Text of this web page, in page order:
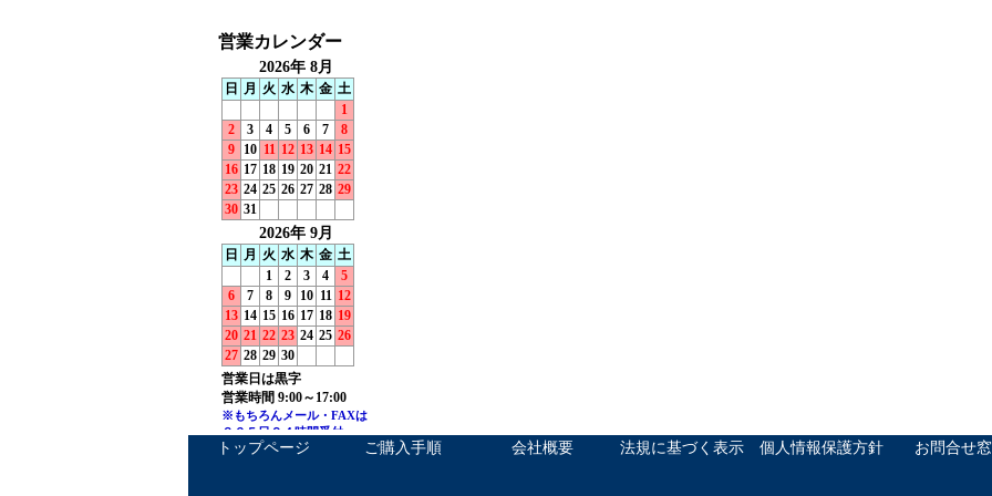
トップページ ご購入手順 会社概要 法規に基づく表示 個人情報保護方針 お問合せ